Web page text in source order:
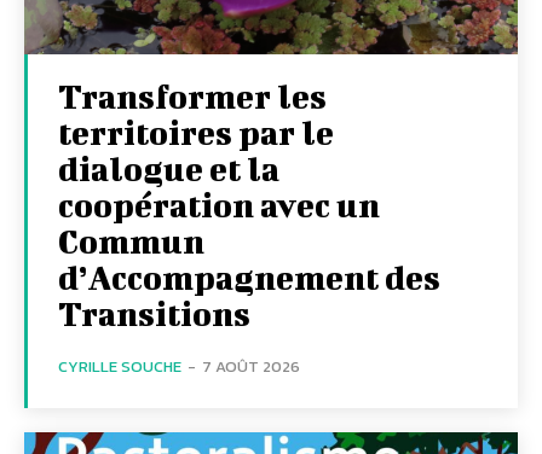
Transformer les
territoires par le
dialogue et la
coopération avec un
Commun
d’Accompagnement des
Transitions
CYRILLE SOUCHE - 7 AOÛT 2026